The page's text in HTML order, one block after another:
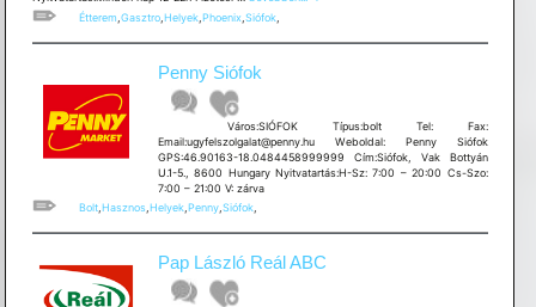
Restaurant
Étterem Gasztro, Helyek, Phoenix, Siófok,
Penny Siófok
Város:SIÓFOK Típus:bolt Tel: Fax:
Email:ugyfelszolgalat@penny.hu Weboldal: Penny Siófok
GPS:46.90163-18.0484458999999 Cím:Siófok, Vak Bottyán
U.1-5., 8600 Hungary Nyitvatartás:H-Sz: 7:00 – 20:00 Cs-Szo:
7:00 – 21:00 V: zárva
Bolt,Hasznos,Helyek,Penny,Siófok,
Pap László Reál ABC